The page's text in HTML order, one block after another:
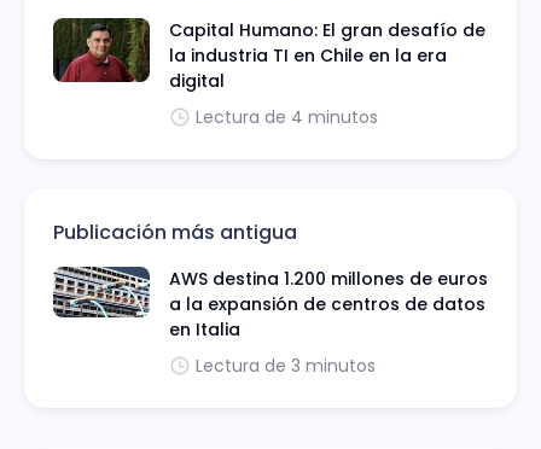
Capital Humano: El gran desafío de
la industria TI en Chile en la era
digital
Lectura de 4 minutos
Publicación más antigua
AWS destina 1.200 millones de euros
a la expansión de centros de datos
en Italia
Lectura de 3 minutos